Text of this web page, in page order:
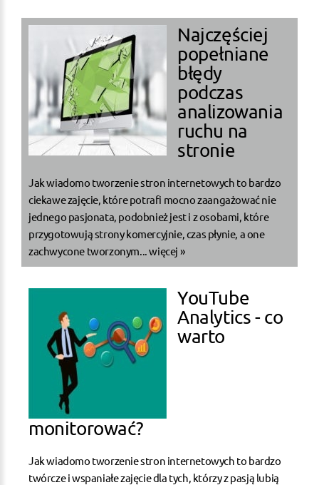
Najczęściej
popełniane
błędy
podczas
analizowania
ruchu na
stronie
Jak wiadomo tworzenie stron internetowych to bardzo
ciekawe zajęcie, które potrafi mocno zaangażować nie
jednego pasjonata, podobnież jest i z osobami, które
przygotowują strony komercyjnie, czas płynie, a one
zachwycone tworzonym...więcej »
YouTube
Analytics - co
warto
monitorować?
Jak wiadomo tworzenie stron internetowych to bardzo
twórcze i wspaniałe zajęcie dla tych, którzy z pasją lubią